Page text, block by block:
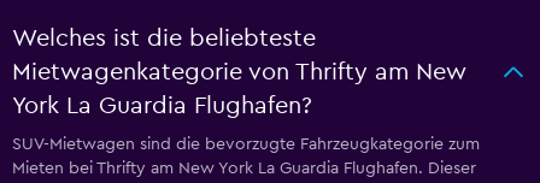
Welches ist die beliebteste
Mietwagenkategorie von Thrifty am New
York La Guardia Flughafen?
SUV-Mietwagen sind die bevorzugte Fahrzeugkategorie zum
Mieten bei Thrifty am New York La Guardia Flughafen. Dieser